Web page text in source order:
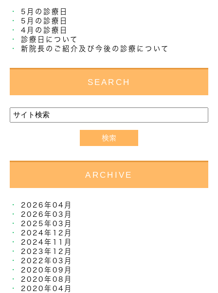
5月の診療日
5月の診療日
4月の診療日
診療日について
新院長のご紹介及び今後の診療について
SEARCH
ARCHIVE
2026年04月
2026年03月
2025年03月
2024年12月
2024年11月
2023年12月
2022年03月
2020年09月
2020年08月
2020年04月